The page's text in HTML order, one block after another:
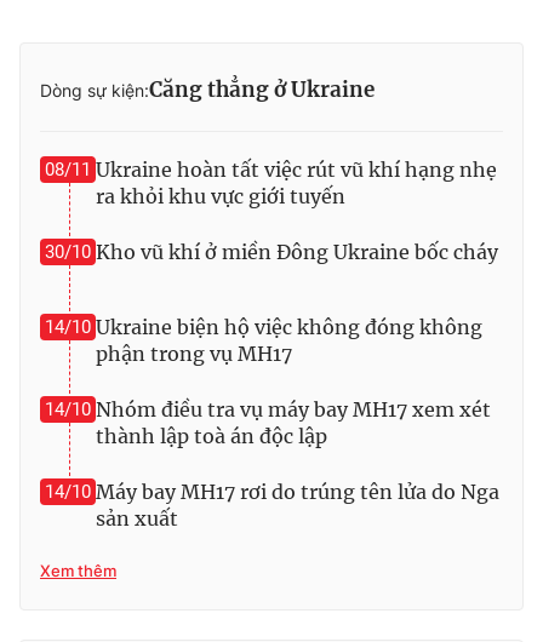
Photo Infographic
Video Shorts video
VTV Money VTV Thể thao
VTV Sức khoẻ
Thị trường 24h
VTV4 Vươn mình bằng AI
Dòng sự kiện:Căng thẳng ở Ukraine
08/11 Ukraine hoàn tất việc rút vũ khí hạng nhẹ
ra khỏi khu vực giới tuyến
30/10 Kho vũ khí ở miền Đông Ukraine bốc cháy
14/10 Ukraine biện hộ việc không đóng không
phận trong vụ MH17
14/10 Nhóm điều tra vụ máy bay MH17 xem xét
thành lập toà án độc lập
14/10 Máy bay MH17 rơi do trúng tên lửa do Nga
sản xuất
Xem thêm